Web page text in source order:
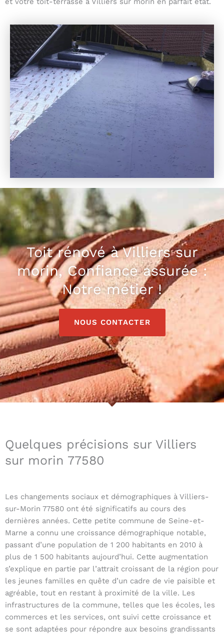
Toit rénové à Villiers sur
morin, Confiance assurée :
Notre métier !
NOUS CONTACTER
Quelques précisions sur Villiers
sur morin 77580
Les changements sociaux et démographiques à Villiers-
sur-Morin 77580 ont été significatifs au cours des
dernières années. Cette petite commune de Seine-et-
Marne a connu une croissance démographique notable,
passant d’une population de 1 200 habitants en 2010 à
plus de 1 500 habitants aujourd’hui. Cette augmentation
s’explique en partie par l’attrait croissant de la région pour
les jeunes familles en quête d’un cadre de vie paisible et
agréable, tout en restant à proximité de la ville. Les
infrastructures de la commune, telles que les écoles, les
commerces et les services, ont suivi cette croissance et
se sont adaptées pour répondre aux besoins grandissants